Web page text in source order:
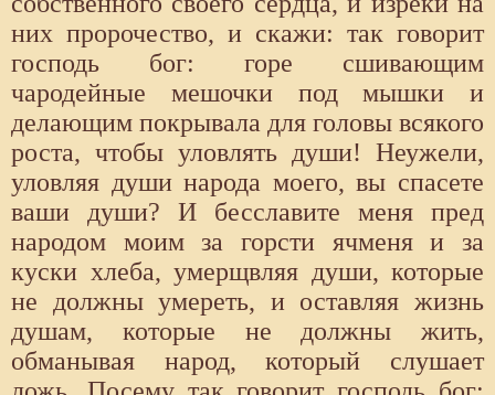
них пророчество, и скажи: так говорит
господь бог: горе сшивающим
чародейные мешочки под мышки и
делающим покрывала для головы всякого
роста, чтобы уловлять души! Неужели,
уловляя души народа моего, вы спасете
ваши души? И бесславите меня пред
народом моим за горсти ячменя и за
куски хлеба, умерщвляя души, которые
не должны умереть, и оставляя жизнь
душам, которые не должны жить,
обманывая народ, который слушает